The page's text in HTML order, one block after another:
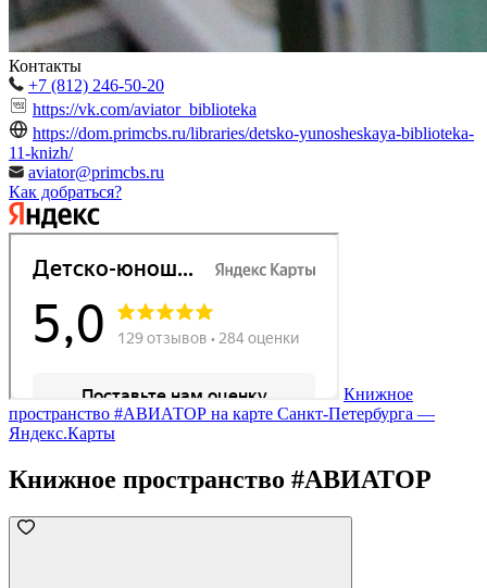
Контакты
+7 (812) 246-50-20
https://vk.com/aviator_biblioteka
https://dom.primcbs.ru/libraries/detsko-yunosheskaya-biblioteka-
11-knizh/
aviator@primcbs.ru
Как добраться?
Книжное
пространство #АВИАТОР на карте Санкт‑Петербурга —
Яндекс.Карты
Книжное пространство #АВИАТОР